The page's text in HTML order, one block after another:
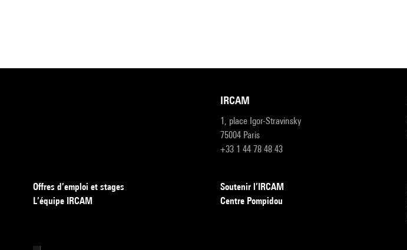
IRCAM
1, place Igor-Stravinsky
75004 Paris
+33 1 44 78 48 43
Offres d’emploi et stages
L’équipe IRCAM
Soutenir l’IRCAM
Centre Pompidou